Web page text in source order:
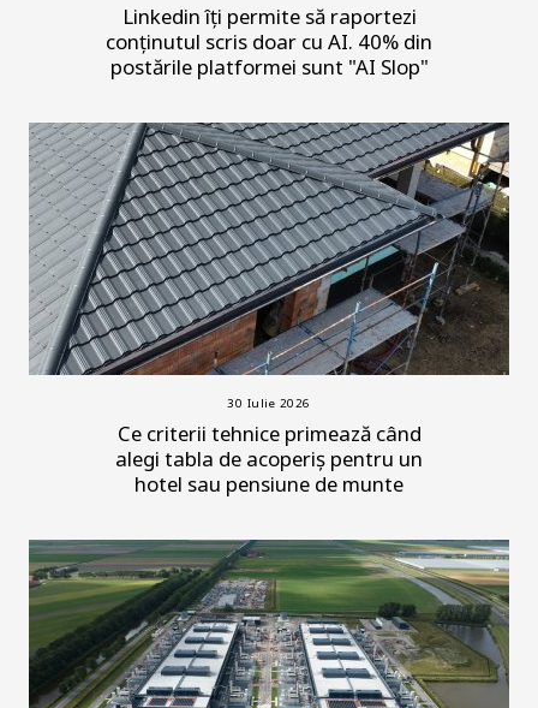
Linkedin îți permite să raportezi
conținutul scris doar cu AI. 40% din
postările platformei sunt "AI Slop"
30 Iulie 2026
Ce criterii tehnice primează când
alegi tabla de acoperiș pentru un
hotel sau pensiune de munte